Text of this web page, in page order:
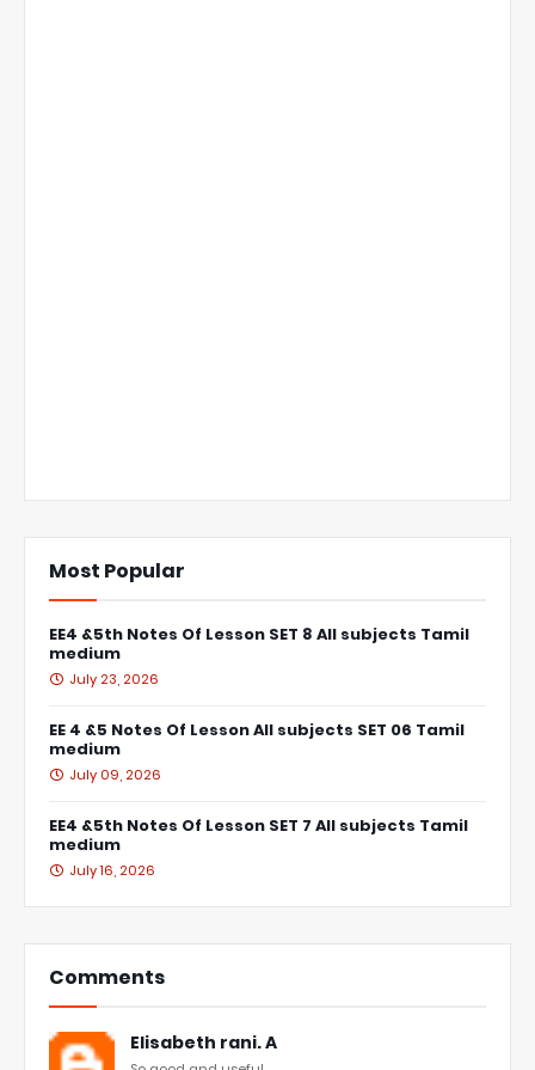
Most Popular
EE4 &5th Notes Of Lesson SET 8 All subjects Tamil
medium
July 23, 2026
EE 4 &5 Notes Of Lesson All subjects SET 06 Tamil
medium
July 09, 2026
EE4 &5th Notes Of Lesson SET 7 All subjects Tamil
medium
July 16, 2026
Comments
Elisabeth rani. A